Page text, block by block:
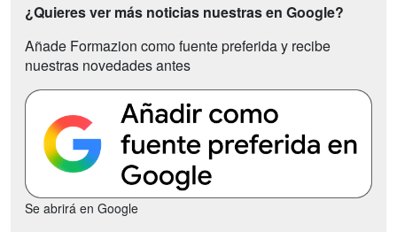
¿Quieres ver más noticias nuestras en Google?
Añade Formazion como fuente preferida y recibe
nuestras novedades antes
Se abrirá en Google